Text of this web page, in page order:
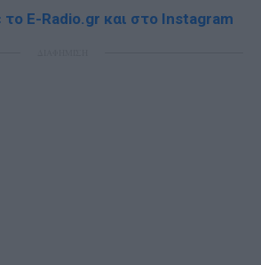
E-Radio.gr και στο Instagram